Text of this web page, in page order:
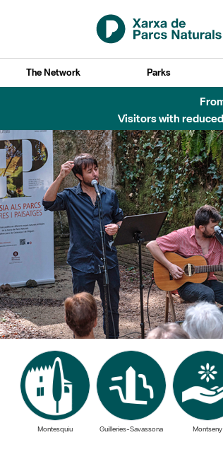
Skip to Main Content
The Network Parks
Fins al desembre de
Montesquiu Guilleries-Savassona